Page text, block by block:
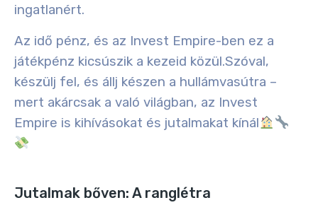
ingatlanért.
Az idő pénz, és az Invest Empire-ben ez a
játékpénz kicsúszik a kezeid közül.Szóval,
készülj fel, és állj készen a hullámvasútra –
mert akárcsak a való világban, az Invest
Empire is kihívásokat és jutalmakat kínál
Jutalmak bőven: A ranglétra